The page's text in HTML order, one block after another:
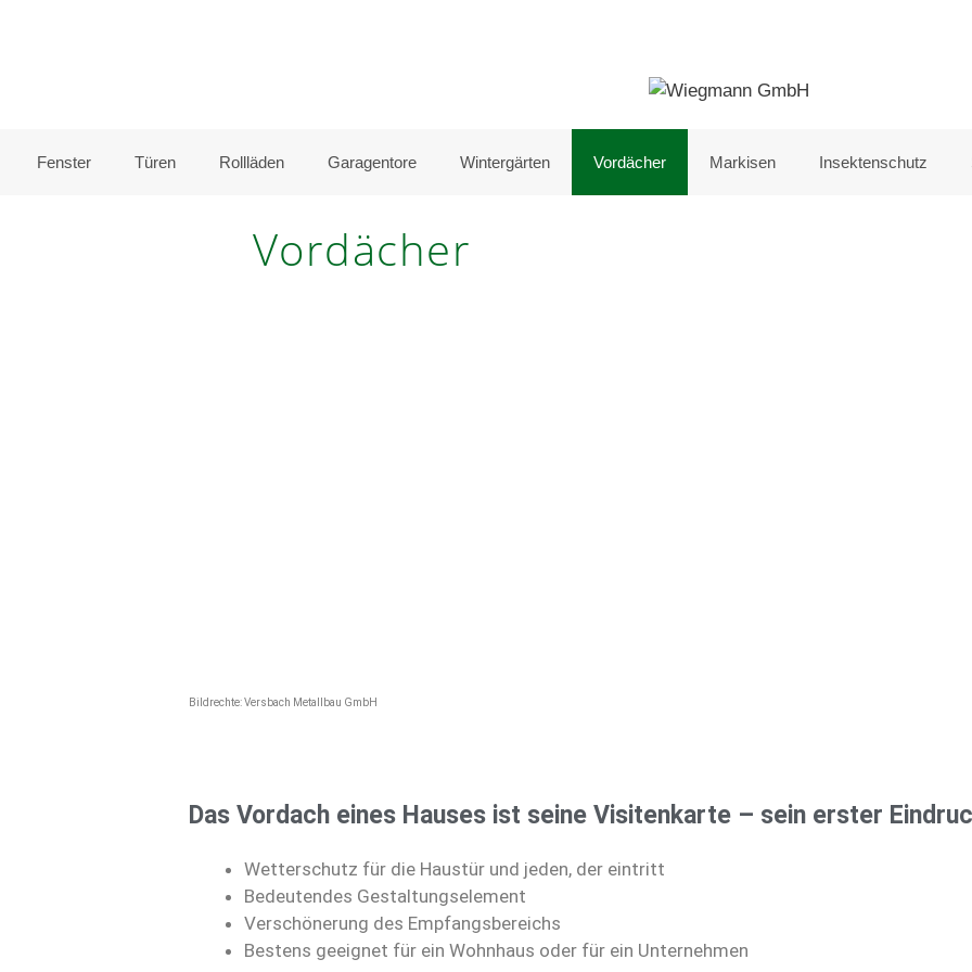
Fenster Türen Rollläden Garagentore Wintergärten Vordächer Markisen Insektenschutz
Vordächer
Bildrechte: Versbach Metallbau GmbH
Das Vordach eines Hauses ist seine Visitenkarte – sein erster
Wetterschutz für die Haustür und jeden, der eintritt
Bedeutendes Gestaltungselement
Verschönerung des Empfangsbereichs
Bestens geeignet für ein Wohnhaus oder für ein Unternehmen